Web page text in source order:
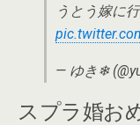
うとう嫁に
— ゆき❄︎
スプラ婚お